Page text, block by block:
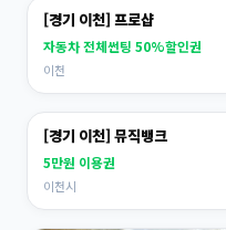
[경기 이천] 프로샵
자동차 전체썬팅 50%할인권
이천
[경기 이천] 뮤직뱅크
5만원 이용권
이천시